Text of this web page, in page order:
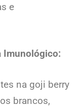
e
Imunológico:
na goji berry
brancos,